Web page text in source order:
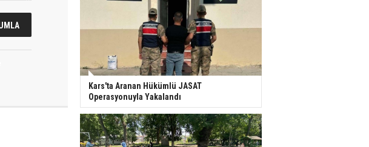
Kars'ta Aranan Hükümlü JASAT
Operasyonuyla Yakalandı